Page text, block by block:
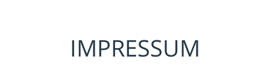
IMPRESSUM